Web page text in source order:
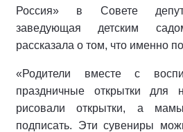
Россия» в Совете
заведующая детским
рассказала о том, что именно
«Родители вместе с
праздничные открытки для
рисовали открытки, а
подписать. Эти сувениры